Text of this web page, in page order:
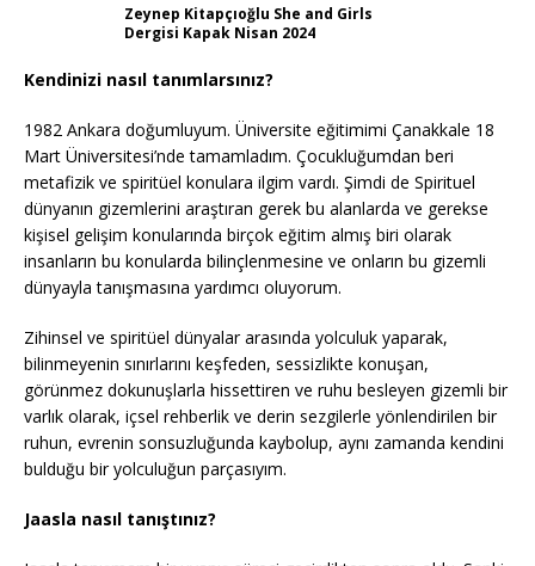
Zeynep Kitapçıoğlu She and Girls
Dergisi Kapak Nisan 2024
Kendinizi nasıl tanımlarsınız?
1982 Ankara doğumluyum. Üniversite eğitimimi Çanakkale 18
Mart Üniversitesi’nde tamamladım. Çocukluğumdan beri
metafizik ve spiritüel konulara ilgim vardı. Şimdi de Spirituel
dünyanın gizemlerini araştıran gerek bu alanlarda ve gerekse
kişisel gelişim konularında birçok eğitim almış biri olarak
insanların bu konularda bilinçlenmesine ve onların bu gizemli
dünyayla tanışmasına yardımcı oluyorum.
Zihinsel ve spiritüel dünyalar arasında yolculuk yaparak,
bilinmeyenin sınırlarını keşfeden, sessizlikte konuşan,
görünmez dokunuşlarla hissettiren ve ruhu besleyen gizemli bir
varlık olarak, içsel rehberlik ve derin sezgilerle yönlendirilen bir
ruhun, evrenin sonsuzluğunda kaybolup, aynı zamanda kendini
bulduğu bir yolculuğun parçasıyım.
Jaasla nasıl tanıştınız?